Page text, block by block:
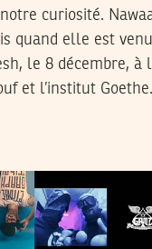
curiosité.
quand elle est
le 8 décembre, à
et l’institut Goethe.